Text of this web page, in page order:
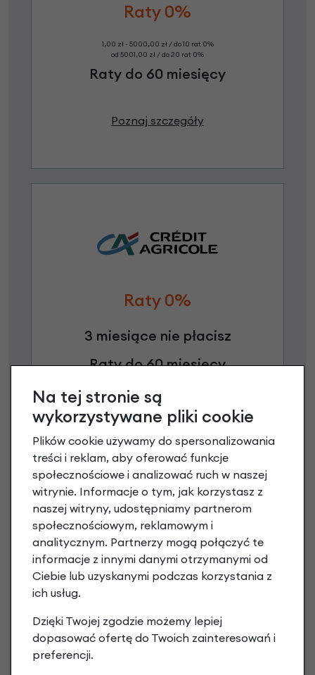
Raty 0%
1,00 zł - 5000,00 zł / do 10 rat 0%
od 5001,00 zł / do 20 rat 0%
Raty do 60 miesięcy
Poznaj szczegóły
Raty 0%
3 miesiące nie płacisz
Raty do 60 miesięcy
Poznaj szczegóły
Raty 0%
3 miesiące nie płacisz
Raty do 60 miesięcy
Na tej stronie są
wykorzystywane pliki cookie
Plików cookie używamy do spersonalizowania
treści i reklam, aby oferować funkcje
społecznościowe i analizować ruch w naszej
witrynie. Informacje o tym, jak korzystasz z
naszej witryny, udostępniamy partnerom
społecznościowym, reklamowym i
analitycznym. Partnerzy mogą połączyć te
informacje z innymi danymi otrzymanymi od
Ciebie lub uzyskanymi podczas korzystania z
ich usług.
Dzięki Twojej zgodzie możemy lepiej
dopasować ofertę do Twoich zainteresowań i
preferencji.